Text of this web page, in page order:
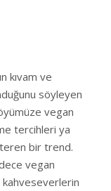
kıvam ve
söyleyen
vegan
tercihleri ya
bir trend.
vegan